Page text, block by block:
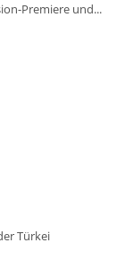
Premiere und...
Türkei